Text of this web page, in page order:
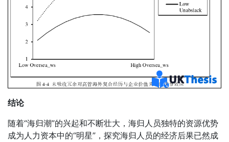
结论
随着“海归潮”的兴起和不断壮大，海归人员独特的资源优势
成为人力资本中的“明星”，探究海归人员的经济后果已然成